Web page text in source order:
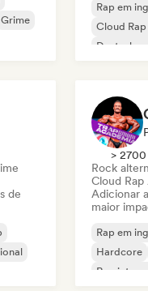
Grime
Rap em
Cloud
de
>
Rock
Cloud
Adicionar
maior
Rap em
Hardcore
Rap